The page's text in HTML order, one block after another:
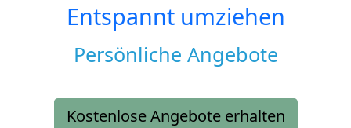
Entspannt umziehen
Persönliche Angebote
Kostenlose Angebote erhalten